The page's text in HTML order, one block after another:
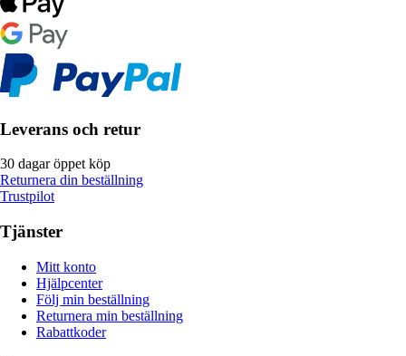
Leverans och retur
30 dagar öppet köp
Returnera din beställning
Trustpilot
Tjänster
Mitt konto
Hjälpcenter
Följ min beställning
Returnera min beställning
Rabattkoder